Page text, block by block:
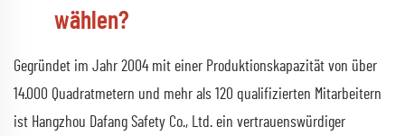
wählen?
Gegründet im Jahr 2004 mit einer Produktionskapazität von über
14.000 Quadratmetern und mehr als 120 qualifizierten Mitarbeitern
ist Hangzhou Dafang Safety Co., Ltd. ein vertrauenswürdiger